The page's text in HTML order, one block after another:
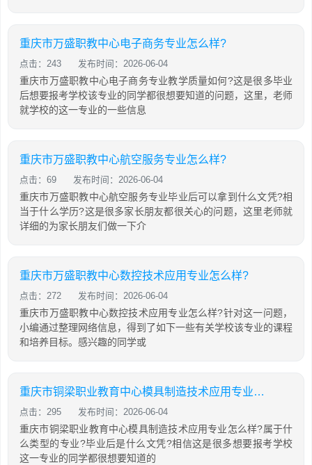
重庆市万盛职教中心电子商务专业怎么样?
点击：243 发布时间：2026-06-04
重庆市万盛职教中心电子商务专业教学质量如何?这是很多毕业
后想要报考学校该专业的同学都很想要知道的问题，这里，老师
就学校的这一专业的一些信息
重庆市万盛职教中心航空服务专业怎么样?
点击：69 发布时间：2026-06-04
重庆市万盛职教中心航空服务专业毕业后可以拿到什么文凭?相
当于什么学历?这是很多家长朋友都很关心的问题，这里老师就
详细的为家长朋友们做一下介
重庆市万盛职教中心数控技术应用专业怎么样?
点击：272 发布时间：2026-06-04
重庆市万盛职教中心数控技术应用专业怎么样?针对这一问题，
小编通过整理网络信息，得到了如下一些有关学校该专业的课程
和培养目标。感兴趣的同学或
重庆市铜梁职业教育中心模具制造技术应用专业怎么样?
点击：295 发布时间：2026-06-04
重庆市铜梁职业教育中心模具制造技术应用专业怎么样?属于什
么类型的专业?毕业后是什么文凭?相信这是很多想要报考学校
这一专业的同学都很想要知道的